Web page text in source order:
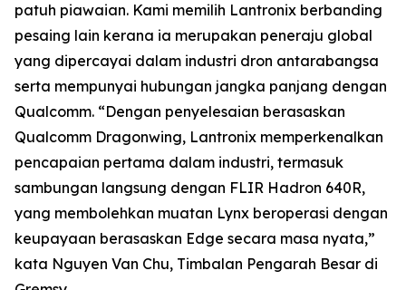
patuh piawaian. Kami memilih Lantronix berbanding
pesaing lain kerana ia merupakan peneraju global
yang dipercayai dalam industri dron antarabangsa
serta mempunyai hubungan jangka panjang dengan
Qualcomm. “Dengan penyelesaian berasaskan
Qualcomm Dragonwing, Lantronix memperkenalkan
pencapaian pertama dalam industri, termasuk
sambungan langsung dengan FLIR Hadron 640R,
yang membolehkan muatan Lynx beroperasi dengan
keupayaan berasaskan Edge secara masa nyata,”
kata Nguyen Van Chu, Timbalan Pengarah Besar di